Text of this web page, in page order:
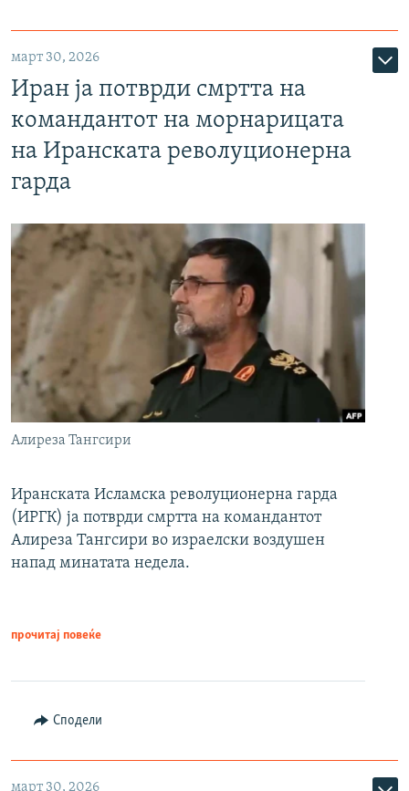
март 30, 2026
Иран ја потврди смртта на
командантот на морнарицата
на Иранската револуционерна
гарда
Алиреза Тангсири
Иранската Исламска револуционерна гарда
(ИРГК) ја потврди смртта на командантот
Алиреза Тангсири во израелски воздушен
напад минатата недела.
прочитај повеќе
Сподели
март 30, 2026